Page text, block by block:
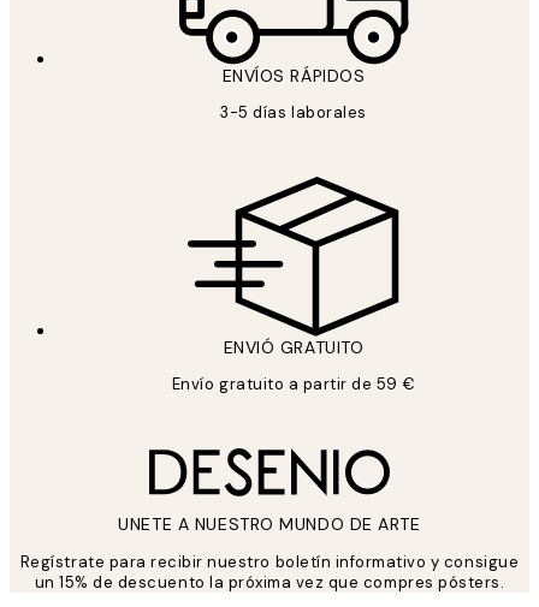
ENVÍOS RÁPIDOS
3-5 días laborales
ENVIÓ GRATUITO
Envío gratuito a partir de 59 €
UNETE A NUESTRO MUNDO DE ARTE
Regístrate para recibir nuestro boletín informativo y consigue
un 15% de descuento la próxima vez que compres pósters.